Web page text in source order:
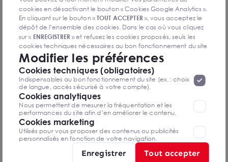
06 47 01 48 80
Mettre en favoris
Nom Prénom
Email
Téléphone
cookies en désactivant le bouton « Cookies Google Analytics ».
En cliquant sur le bouton «TOUT ACCEPTER», vous acceptez le
dépôt de l’ensemble des cookies. Dans le cas où vous cliquez
sur « ENREGISTRER» et refusez les cookies proposés, seuls les
cookies techniques nécessaires au bon fonctionnement du site
seront déposés. Pour plus d’informations, vous pouvez consulter
la page«Protection des données à caractère
personnel ».Lorsque vous naviguez sur notre site internet, il
peut être amenée à déposer des cookies. Vous avez la
possibilité de désactiver les cookies, ces réglages ne seront
valables que sur le navigateur que vous utilisez actuellement
Modifier les préférences
Cookies techniques (obligatoires)
Indispensables au bon fonctionnement du site (ex. : choix
de langue, accès sécurisé à votre compte).
Cookies analytiques
Nous permettent de mesurer la fréquentation et les
performances du site afin d’en améliorer le contenu.
Cookies marketing
Utilisés pour vous proposer des contenus ou publicités
personnalisés en fonction de votre navigation.
Enregistrer Tout accepter